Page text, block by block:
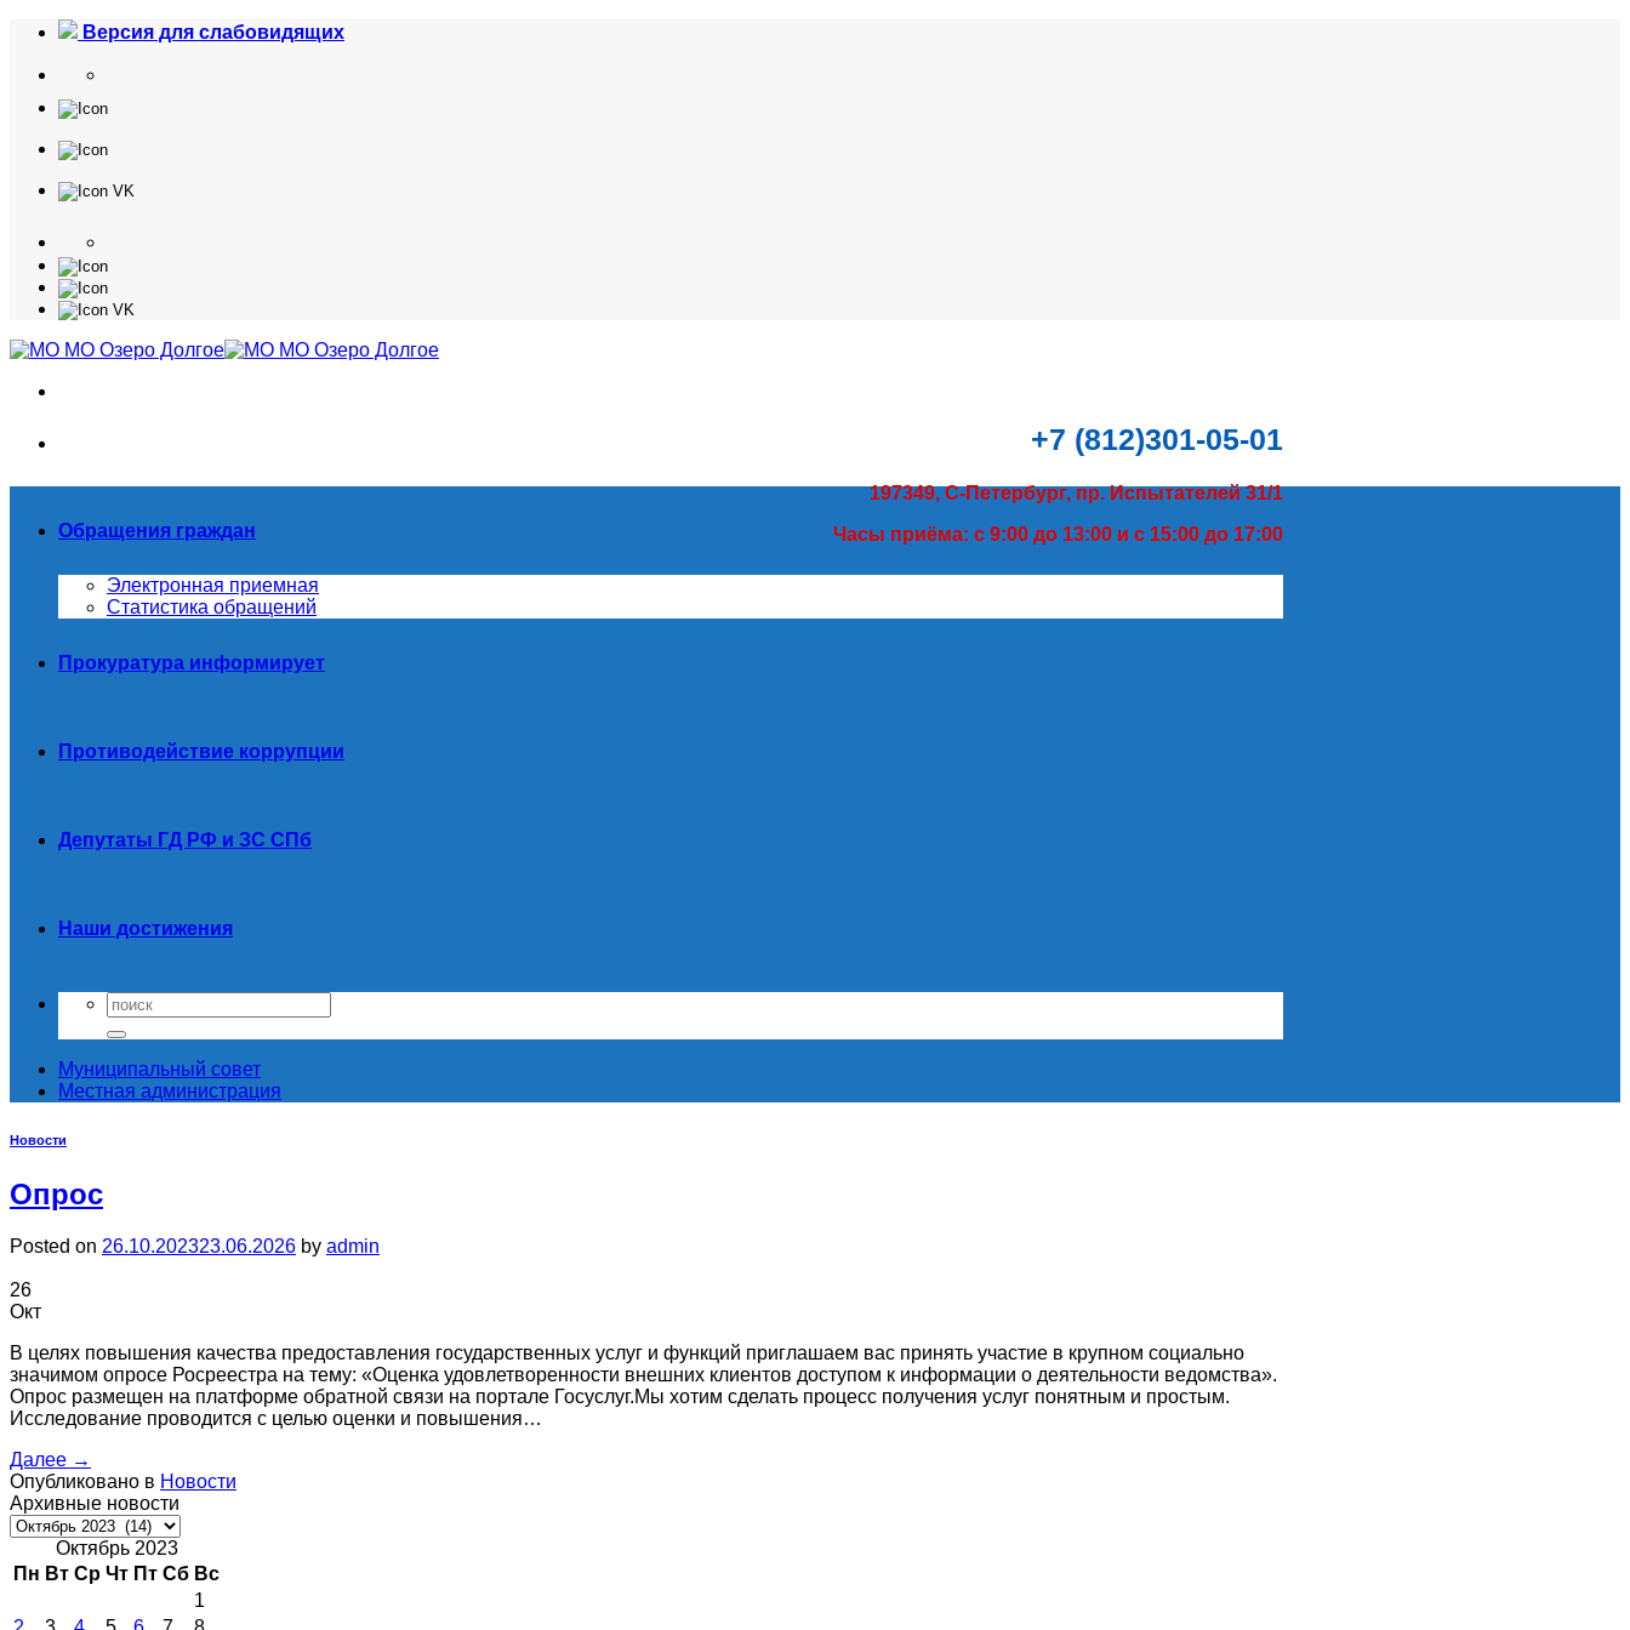
Skip
content
Версия для слабовидящих
+7 (812)301-05-01
197349, С-Петербург, пр. Испытателей 31/1
Часы приёма: с 9:00 до 13:00 и с 15:00 до 17:00
Обращения граждан
Электронная приемная
Статистика обращений
Прокуратура информирует
Противодействие коррупции
Депутаты ГД РФ и ЗС СПб
Наши достижения
Муниципальный совет
Местная администрация
Новости
Опрос
Posted on 26.10.202323.06.2026 by admin
26
Окт
В целях повышения качества предоставления государственных услуг и функций приглашаем вас принять участие в крупном социально
значимом опросе Росреестра на тему: «Оценка удовлетворенности внешних клиентов доступом к информации о деятельности ведомства».
Опрос размещен на платформе обратной связи на портале Госуслуг.Мы хотим сделать процесс получения услуг понятным и простым.
Исследование проводится с целью оценки и повышения…
Далее →
Опубликовано в Новости
Архивные новости
Архивные
новостиОктябрь 2023
Пн Вт Ср Чт Пт Сб Вс
1